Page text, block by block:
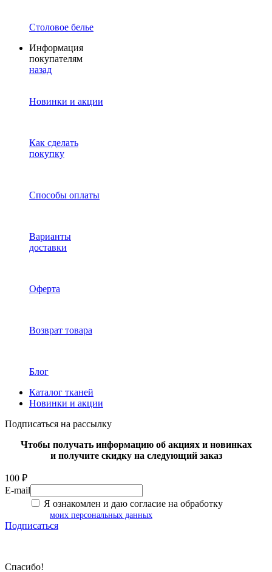
Столовое белье
Информация
покупателям
назад
Новинки и акции
Как сделать
покупку
Способы оплаты
Варианты
доставки
Оферта
Возврат товара
Блог
Каталог тканей
Новинки и акции
Подписаться на рассылку
Чтобы получать информацию об акциях и новинках
и получите скидку на следующий заказ
100 ₽
E-mail
Я ознакомлен и даю согласие на обработку
моих персональных данных
Подписаться
Спасибо!